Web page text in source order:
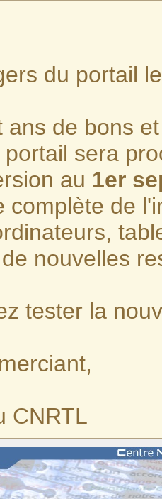
du portail
ans de bons
sera
au 1er
complète de
nouvelles
tester la
CNRTL